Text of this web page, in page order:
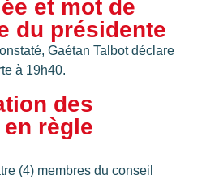
et mot de
du présidente
Gaétan Talbot déclare
à 19h40.
des
règle
(4) membres du conseil